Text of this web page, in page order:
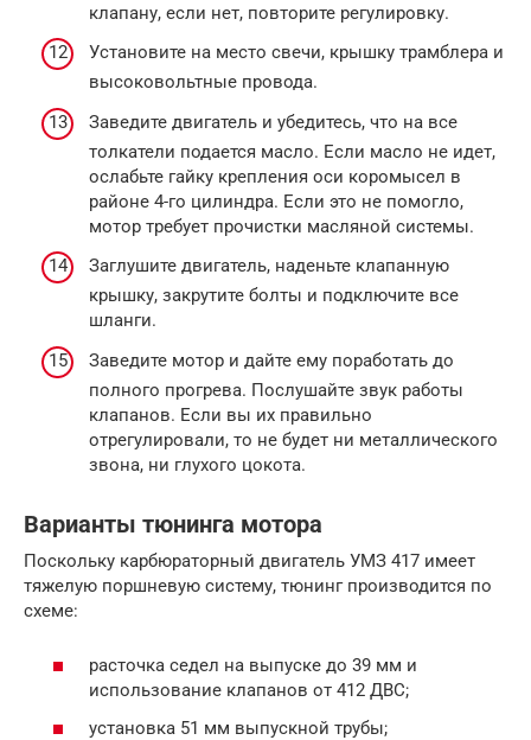
клапану, если нет, повторите регулировку.
Установите на место свечи, крышку трамблера и
высоковольтные провода.
Заведите двигатель и убедитесь, что на все
толкатели подается масло. Если масло не идет,
ослабьте гайку крепления оси коромысел в
районе 4-го цилиндра. Если это не помогло,
мотор требует прочистки масляной системы.
Заглушите двигатель, наденьте клапанную
крышку, закрутите болты и подключите все
шланги.
Заведите мотор и дайте ему поработать до
полного прогрева. Послушайте звук работы
клапанов. Если вы их правильно
отрегулировали, то не будет ни металлического
звона, ни глухого цокота.
Варианты тюнинга мотора
Поскольку карбюраторный двигатель УМЗ 417 имеет
тяжелую поршневую систему, тюнинг производится по
схеме:
расточка седел на выпуске до 39 мм и
использование клапанов от 412 ДВС;
установка 51 мм выпускной трубы;